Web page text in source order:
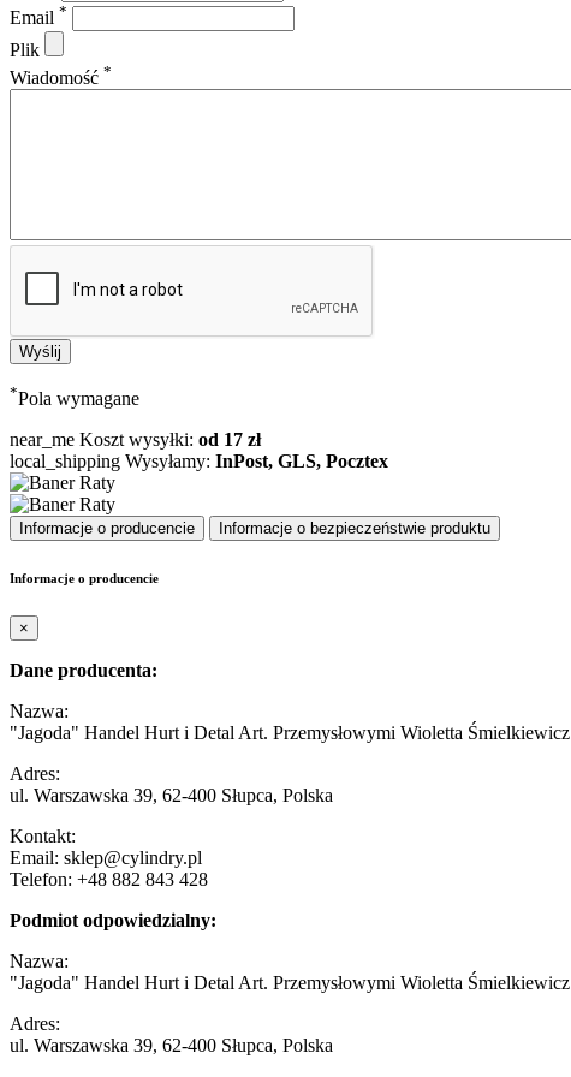
Email *
Plik
Wiadomość *
*Pola wymagane
near_me Koszt wysyłki: od 17 zł
local_shipping Wysyłamy: InPost, GLS, Pocztex
Informacje o producencie Informacje o bezpieczeństwie produktu
Informacje o producencie
×
Dane producenta:
Nazwa:
"Jagoda" Handel Hurt i Detal Art. Przemysłowymi Wioletta Śmielkiewicz
Adres:
ul. Warszawska 39, 62-400 Słupca, Polska
Kontakt:
Email: sklep@cylindry.pl
Telefon: +48 882 843 428
Podmiot odpowiedzialny:
Nazwa:
"Jagoda" Handel Hurt i Detal Art. Przemysłowymi Wioletta Śmielkiewicz
Adres:
ul. Warszawska 39, 62-400 Słupca, Polska